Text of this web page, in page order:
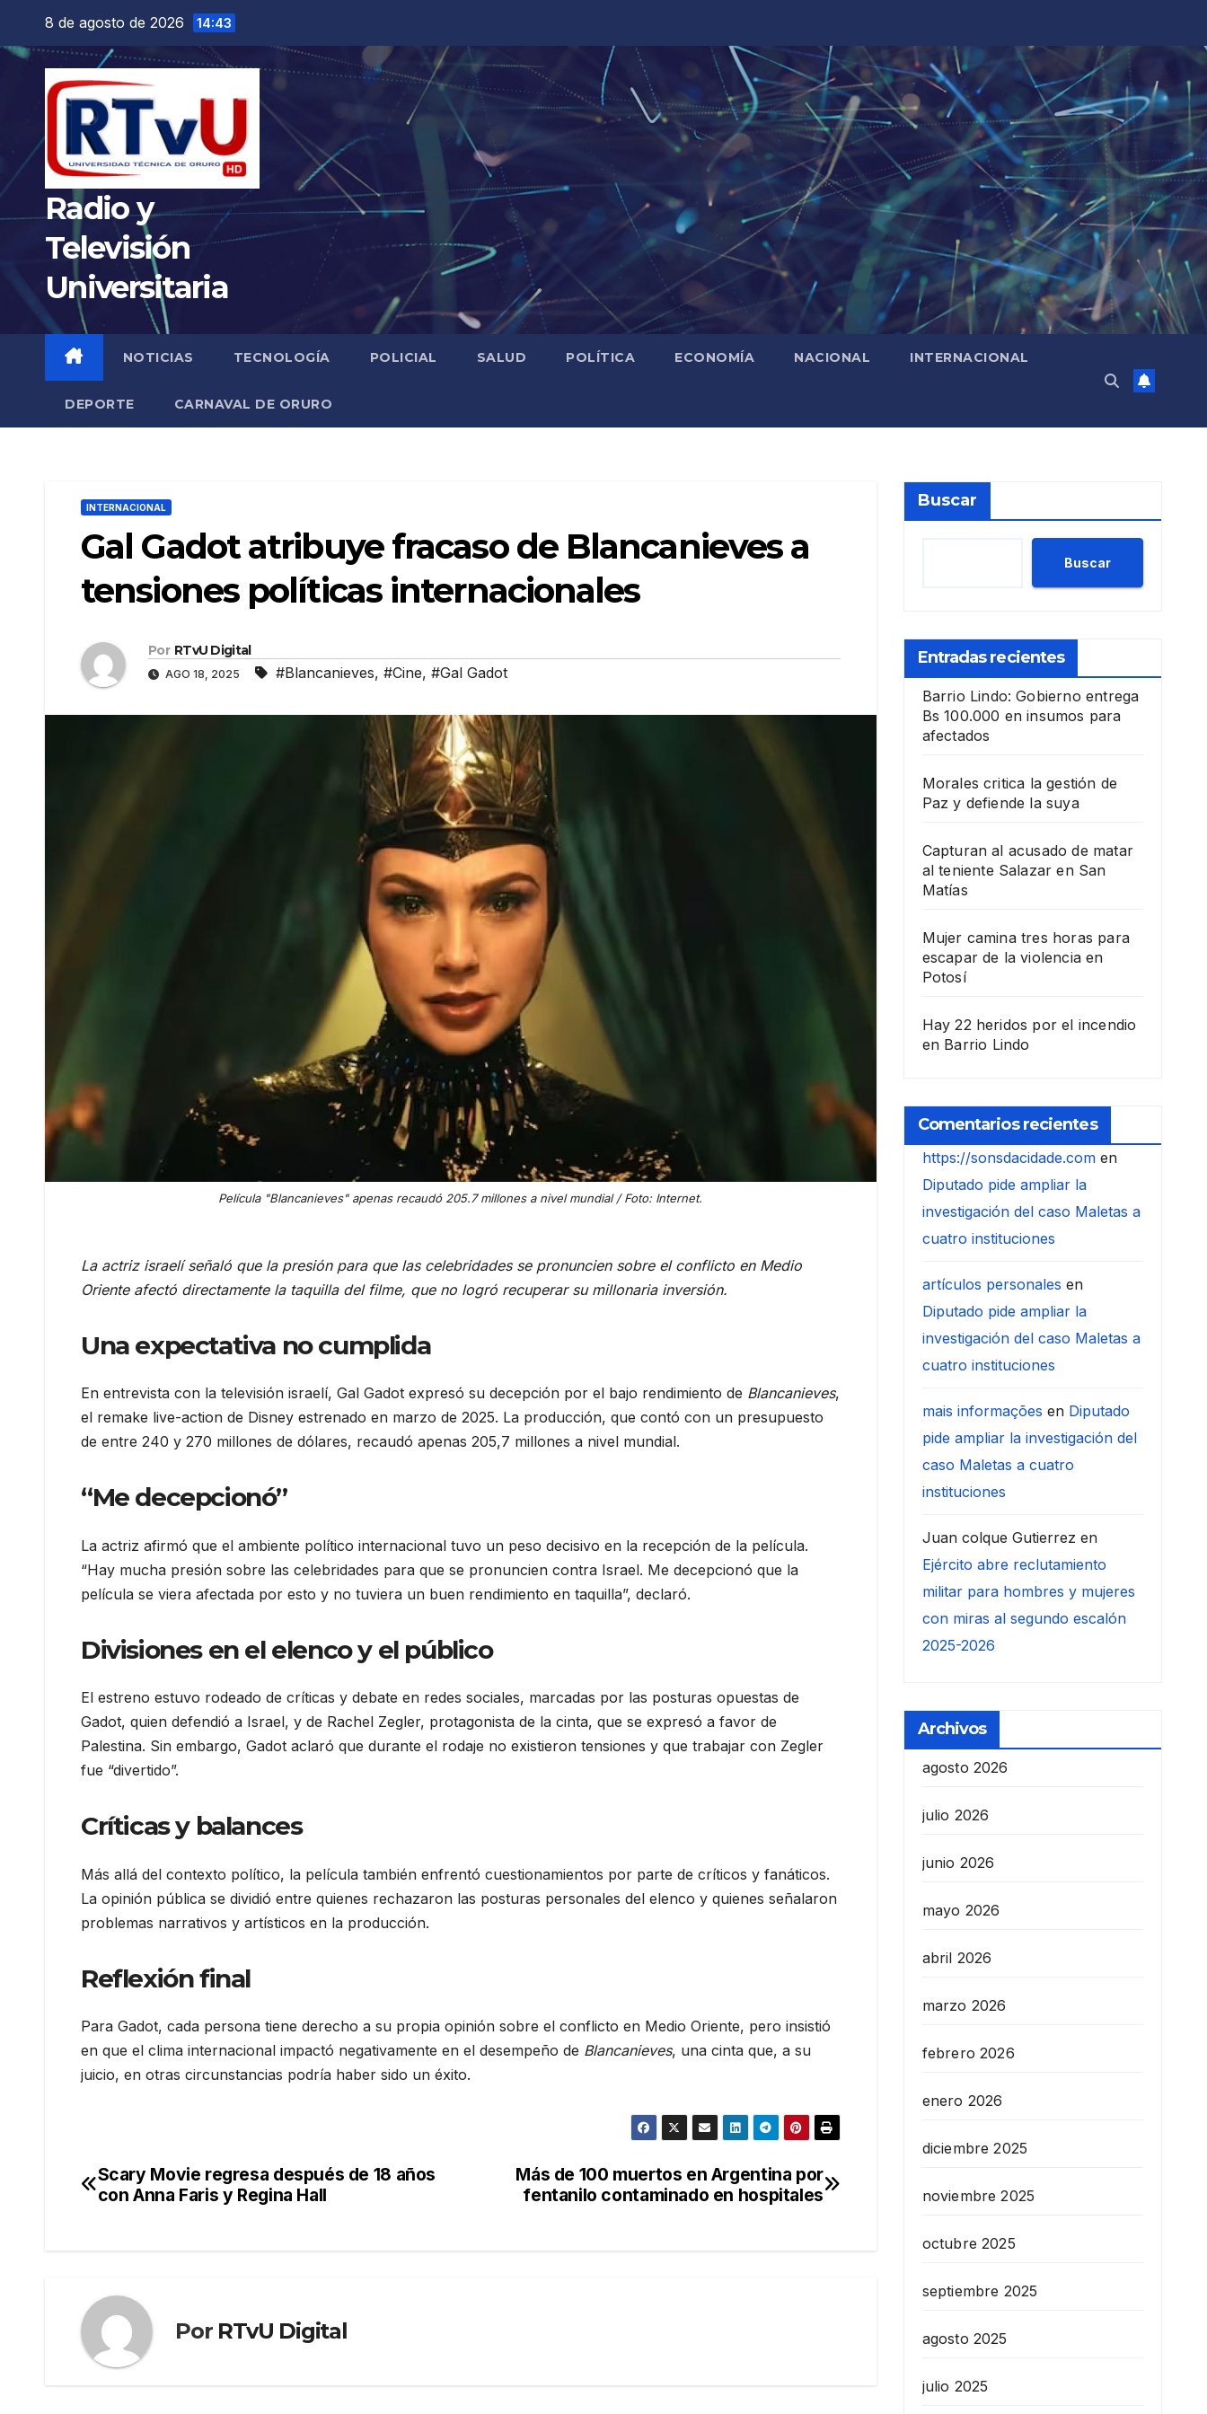
contenido
8 de agosto de 2026 14:43
Radio y
Televisión
Universitaria
NOTICIAS TECNOLOGÍA POLICIAL SALUD POLÍTICA ECONOMÍA NACIONAL INTERNACIONAL
DEPORTE CARNAVAL DE ORURO
INTERNACIONAL
Gal Gadot atribuye fracaso de Blancanieves a
tensiones políticas internacionales
Por RTvU Digital
AGO 18, 2025 #Blancanieves, #Cine, #Gal Gadot
Película "Blancanieves" apenas recaudó 205.7 millones a nivel mundial / Foto: Internet.
La actriz israelí señaló que la presión para que las celebridades se pronuncien sobre el conflicto en Medio
Oriente afectó directamente la taquilla del filme, que no logró recuperar su millonaria inversión.
Una expectativa no cumplida
En entrevista con la televisión israelí, Gal Gadot expresó su decepción por el bajo rendimiento de Blancanieves,
el remake live-action de Disney estrenado en marzo de 2025. La producción, que contó con un presupuesto
de entre 240 y 270 millones de dólares, recaudó apenas 205,7 millones a nivel mundial.
“Me decepcionó”
La actriz afirmó que el ambiente político internacional tuvo un peso decisivo en la recepción de la película.
“Hay mucha presión sobre las celebridades para que se pronuncien contra Israel. Me decepcionó que la
película se viera afectada por esto y no tuviera un buen rendimiento en taquilla”, declaró.
Divisiones en el elenco y el público
El estreno estuvo rodeado de críticas y debate en redes sociales, marcadas por las posturas opuestas de
Gadot, quien defendió a Israel, y de Rachel Zegler, protagonista de la cinta, que se expresó a favor de
Palestina. Sin embargo, Gadot aclaró que durante el rodaje no existieron tensiones y que trabajar con Zegler
fue “divertido”.
Críticas y balances
Más allá del contexto político, la película también enfrentó cuestionamientos por parte de críticos y fanáticos.
La opinión pública se dividió entre quienes rechazaron las posturas personales del elenco y quienes señalaron
problemas narrativos y artísticos en la producción.
Reflexión final
Para Gadot, cada persona tiene derecho a su propia opinión sobre el conflicto en Medio Oriente, pero insistió
en que el clima internacional impactó negativamente en el desempeño de Blancanieves, una cinta que, a su
juicio, en otras circunstancias podría haber sido un éxito.
Navegación
Más de 100 muertos en Argentina por
fentanilo contaminado en hospitales
Scary Movie regresa después de 18 años
con Anna Faris y Regina Hall
Por RTvU Digital
Buscar
Buscar
Entradas recientes
Barrio Lindo: Gobierno entrega
Bs 100.000 en insumos para
afectados
Morales critica la gestión de
Paz y defiende la suya
Capturan al acusado de matar
al teniente Salazar en San
Matías
Mujer camina tres horas para
escapar de la violencia en
Potosí
Hay 22 heridos por el incendio
en Barrio Lindo
Comentarios recientes
https://sonsdacidade.comen
Diputado pide ampliar la
investigación del caso Maletas a
cuatro instituciones
artículos personales en
Diputado pide ampliar la
investigación del caso Maletas a
cuatro instituciones
mais informações en Diputado
pide ampliar la investigación del
caso Maletas a cuatro
instituciones
Juan colque Gutierrez en
Ejército abre reclutamiento
militar para hombres y mujeres
con miras al segundo escalón
2025-2026
Archivos
agosto 2026
julio 2026
junio 2026
mayo 2026
abril 2026
marzo 2026
febrero 2026
enero 2026
diciembre 2025
noviembre 2025
octubre 2025
septiembre 2025
agosto 2025
julio 2025